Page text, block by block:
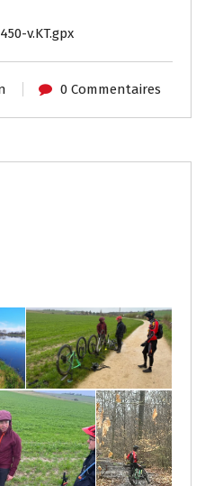
v.KT.gpx
0 Commentaires